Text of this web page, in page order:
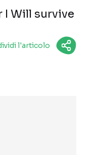
I Will survive
l'articolo